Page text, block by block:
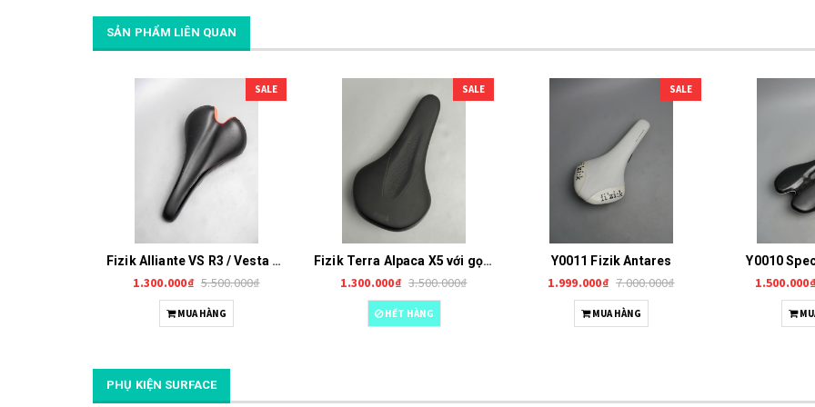
SẢN PHẨM LIÊN QUAN
SALE
Fizik Alliante VS R3 / Vesta ray Ki:um Y0013
1.300.000₫ 5.500.000₫
MUA HÀNG
SALE
Fizik Terra Alpaca X5 với gọng/Rail Mobius Y0012
1.300.000₫ 3.500.000₫
HẾT HÀNG
SALE
Y0011 Fizik Antares
1.999.000₫ 7.000.000₫
MUA HÀNG
Y0010
1.500.000₫
PHỤ KIỆN SURFACE